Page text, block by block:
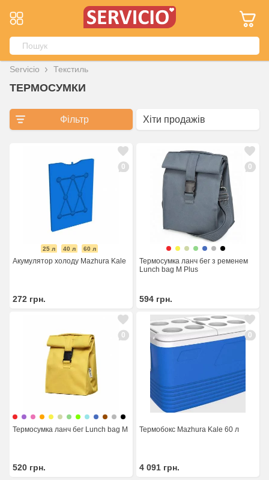
Servicio Текстиль
ТЕРМОСУМКИ
Фільтр
0
25 л 40 л 60 л
Акумулятор холоду Mazhura Kale
272 грн.
0
Термосумка ланч бег з ременем
Lunch bag M Plus
594 грн.
0
Термосумка ланч бег Lunch bag M
520 грн.
0
Термобокс Mazhura Kale 60 л
4 091 грн.